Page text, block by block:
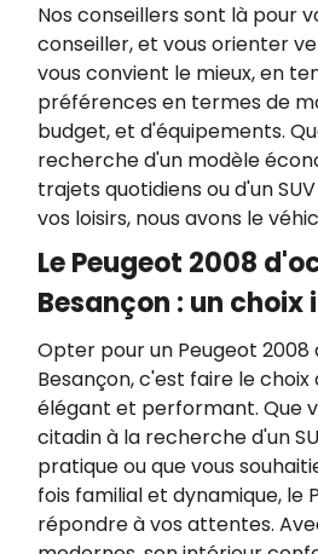
Nos conseillers sont là pour
conseiller, et vous orienter
vous convient le mieux, en
préférences en termes de
budget, et d'équipements.
recherche d'un modèle
trajets quotidiens ou d'un
vos loisirs, nous avons le
Le Peugeot 2008
Besançon : un choix
Opter pour un Peugeot 2008
Besançon, c'est faire le
élégant et performant. Que
citadin à la recherche d'un
pratique ou que vous
fois familial et dynamique, le
répondre à vos attentes.